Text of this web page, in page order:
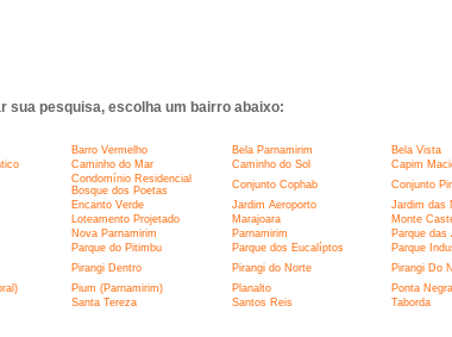
sua pesquisa, escolha um bairro abaixo:
Barro Vermelho Bela Parnamirim Bela Vista
Caminho do Mar Caminho do Sol Capim
Condomínio Residencial
Bosque dos Poetas
Conjunto Cophab Conjunto
Encanto Verde Jardim Aeroporto Jardim das
Loteamento Projetado Marajoara Monte
Nova Parnamirim Parnamirim Parque das
Parque do Pitimbu Parque dos Eucalíptos Parque
Pirangi Dentro Pirangi do Norte Pirangi Do
Pium (Parnamirim) Planalto Ponta Negra
Santa Tereza Santos Reis Taborda